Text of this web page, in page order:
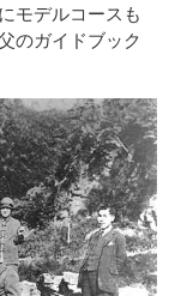
モデルコースも
のガイドブック